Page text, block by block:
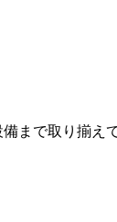
まで取り揃え